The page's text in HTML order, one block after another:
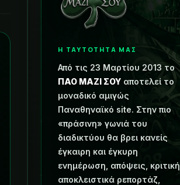
Η ΤΑΥΤΟΤΗΤΑ ΜΑΣ
Από τις 23 Μαρτίου 2013 το
ΠΑΟ ΜΑΖΙ ΣΟΥ αποτελεί το
μοναδικό αμιγώς
Παναθηναϊκό site. Στην πιο
«πράσινη» γωνιά του
διαδικτύου θα βρει κανείς
έγκαιρη και έγκυρη
ενημέρωση, απόψεις, κριτική,
αποκλειστικά ρεπορτάζ,